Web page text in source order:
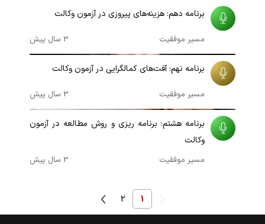
برنامه دهم: هزینه‌های پیروزی در آزمون وکالت
مسیر موفقیت 3 سال پیش 00:10:05
برنامه نهم: آفت‌های کمالگرایی در آزمون وکالت
مسیر موفقیت 3 سال پیش 00:16:35
برنامه هشتم: برنامه ریزی و روش مطالعه در آزمون
وکالت
مسیر موفقیت 3 سال پیش
1
2